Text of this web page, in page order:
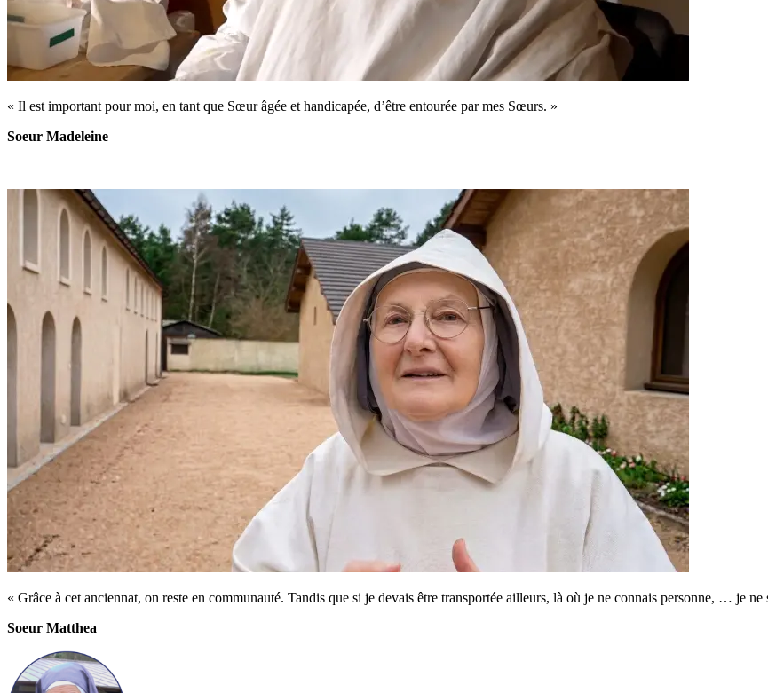
« Il est important pour moi, en tant que Sœur âgée et handicapée, d’être entourée par mes Sœurs. »
Soeur Madeleine
« Grâce à cet anciennat, on reste en communauté. Tandis que si je devais être transportée ailleurs, là où je ne connais personne, … je
Soeur Matthea